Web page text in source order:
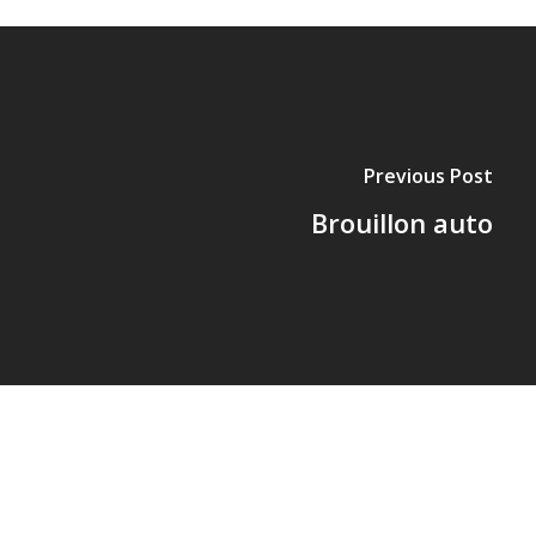
Previous Post
Brouillon auto